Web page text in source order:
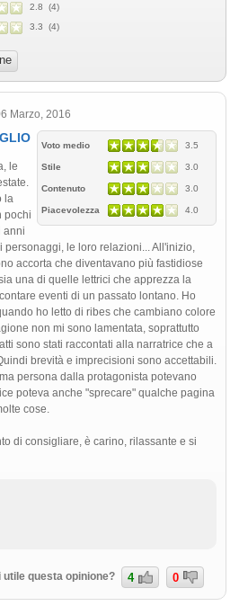
2.8 (4)
3.3 (4)
Marzo, 2016
Voto medio 3.5
Stile 3.0
Contenuto 3.0
Piacevolezza 4.0
le
la
pochi
anni
personaggi, le loro relazioni... All'inizio,
accorta che diventavano più fastidiose
una di quelle lettrici che apprezza la
eventi di un passato lontano. Ho
ho letto di ribes che cambiano colore
non mi sono lamentata, soprattutto
sono stati raccontati alla narratrice che a
brevità e imprecisioni sono accettabili.
persona dalla protagonista potevano
poteva anche "sprecare" qualche pagina
cose.
di consigliare, è carino, rilassante e si
utile questa opinione? 4 0